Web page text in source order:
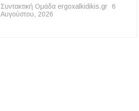
Συντακτική Ομάδα ergoxalkidikis.gr
6
Αυγούστου, 2026